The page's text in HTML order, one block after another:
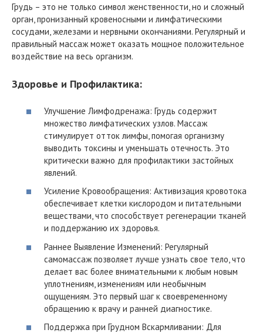
Грудь – это не только символ женственности, но и сложный
орган, пронизанный кровеносными и лимфатическими
сосудами, железами и нервными окончаниями. Регулярный и
правильный массаж может оказать мощное положительное
воздействие на весь организм.
Здоровье и Профилактика:
Улучшение Лимфодренажа: Грудь содержит
множество лимфатических узлов. Массаж
стимулирует отток лимфы, помогая организму
выводить токсины и уменьшать отечность. Это
критически важно для профилактики застойных
явлений.
Усиление Кровообращения: Активизация кровотока
обеспечивает клетки кислородом и питательными
веществами, что способствует регенерации тканей
и поддержанию их здоровья.
Раннее Выявление Изменений: Регулярный
самомассаж позволяет лучше узнать свое тело, что
делает вас более внимательными к любым новым
уплотнениям, изменениям или необычным
ощущениям. Это первый шаг к своевременному
обращению к врачу и ранней диагностике.
Поддержка при Грудном Вскармливании: Для